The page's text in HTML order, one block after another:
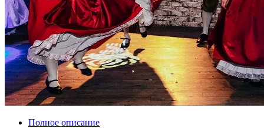
Полное описание